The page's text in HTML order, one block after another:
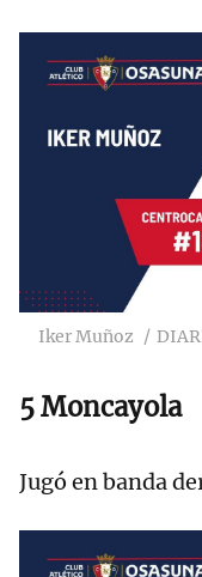
Iker Muñoz
5 Moncayola
Jugó en banda